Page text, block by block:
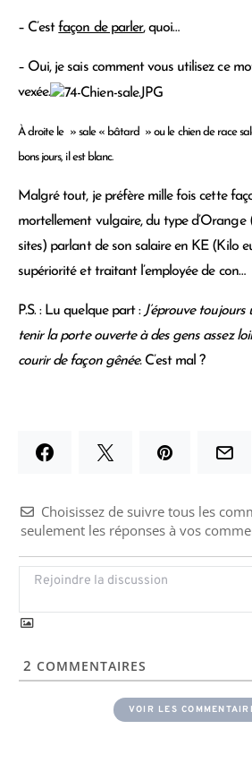
– C’estfaçon de parler, quoi…
– Oui, je sais comment vous utilisez ce
vexée.
À droite le » sale « bâtard » ou le chien de race
bons jours, il est blanc.
Malgré tout, je préfère mille fois cette
mortellement vulgaire, du type d’Orange
sites) parlant de son salaire en KE (Kilo
supériorité et traitant l’employée de con…
P.S. : Lu quelque part :J’éprouve
tenir la porte ouverte à des gens assez
courir de façon gênée.C’est mal ?
Choisissez de suivre tous les
seulement les réponses à vos
2 COMMENTAIRES
VOIR LES